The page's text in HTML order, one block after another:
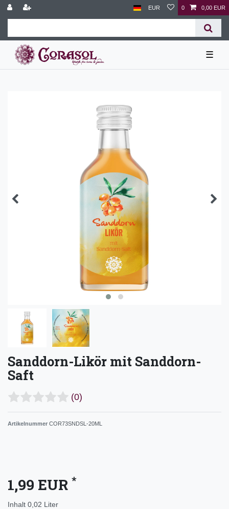
EUR 0 0,00 EUR
☰
Sanddorn-Likör mit Sanddorn-
Saft
(0)
Artikelnummer COR73SNDSL-20ML
1,99 EUR *
Inhalt 0,02 Liter